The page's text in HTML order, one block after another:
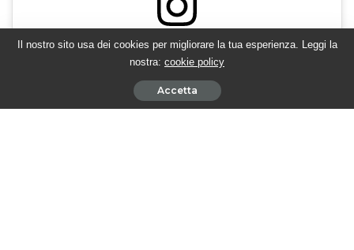
Visualizza questo post su Instagram
Il nostro sito usa dei cookies per migliorare la tua esperienza. Leggi la
nostra: cookie policy
Accetta